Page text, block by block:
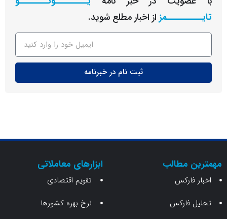
از اخبار مطلع شوید.
ثبت نام در خبرنامه
مطالب
فارکس
فارکس
ابزارهای معاملاتی
تقویم اقتصادی
نرخ بهره کشورها